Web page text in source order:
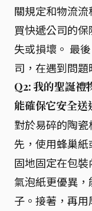
關規定和物流
買快遞公司的
失或損壞。 最
司，在遇到問
Q2: 我的聖誕禮
能確保它安全送
對於易碎的陶
先，使用蜂巢
固地固定在包
氣泡紙更優異
子。接著，再